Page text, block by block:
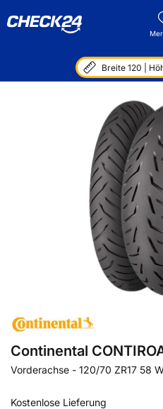
Breite 120 |
Continental
Vorderachse - 120/70 ZR17 58
Kostenlose Lieferung